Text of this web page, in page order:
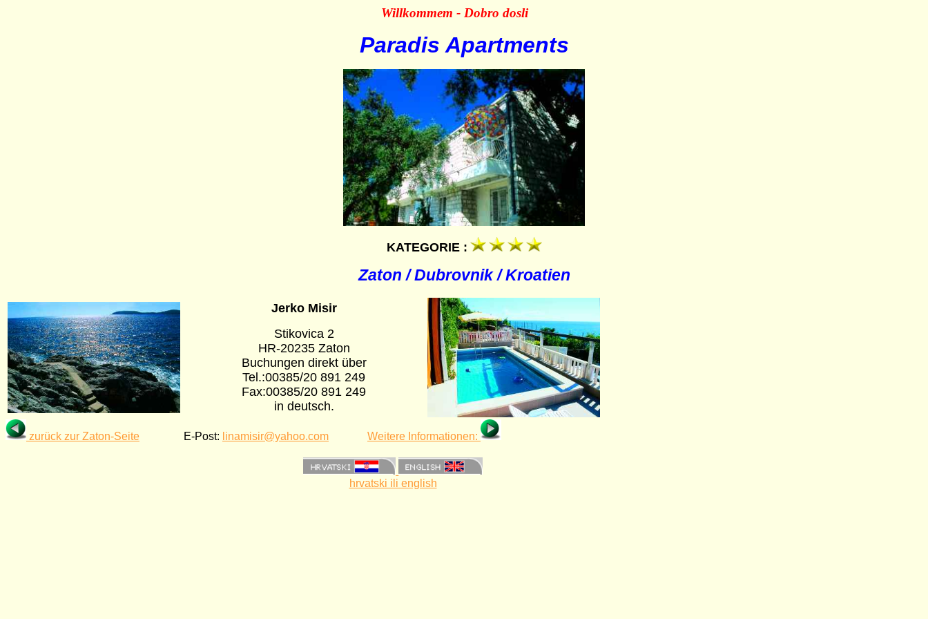
Willkommem - Dobro dosli
Paradis Apartments
KATEGORIE :
Zaton / Dubrovnik / Kroatien
Jerko Misir
Stikovica 2
HR-20235 Zaton
Buchungen direkt über
Tel.:00385/20 891 249
Fax:00385/20 891 249
in deutsch.
zurück zur Zaton-Seite E-Post: linamisir@yahoo.com Weitere Informationen:
hrvatski ili english